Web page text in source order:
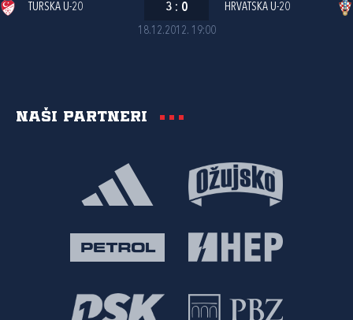
18.12.2012. 19:00
TURSKA U-20 3 : 0 HRVATSKA U-20
Naši partneri